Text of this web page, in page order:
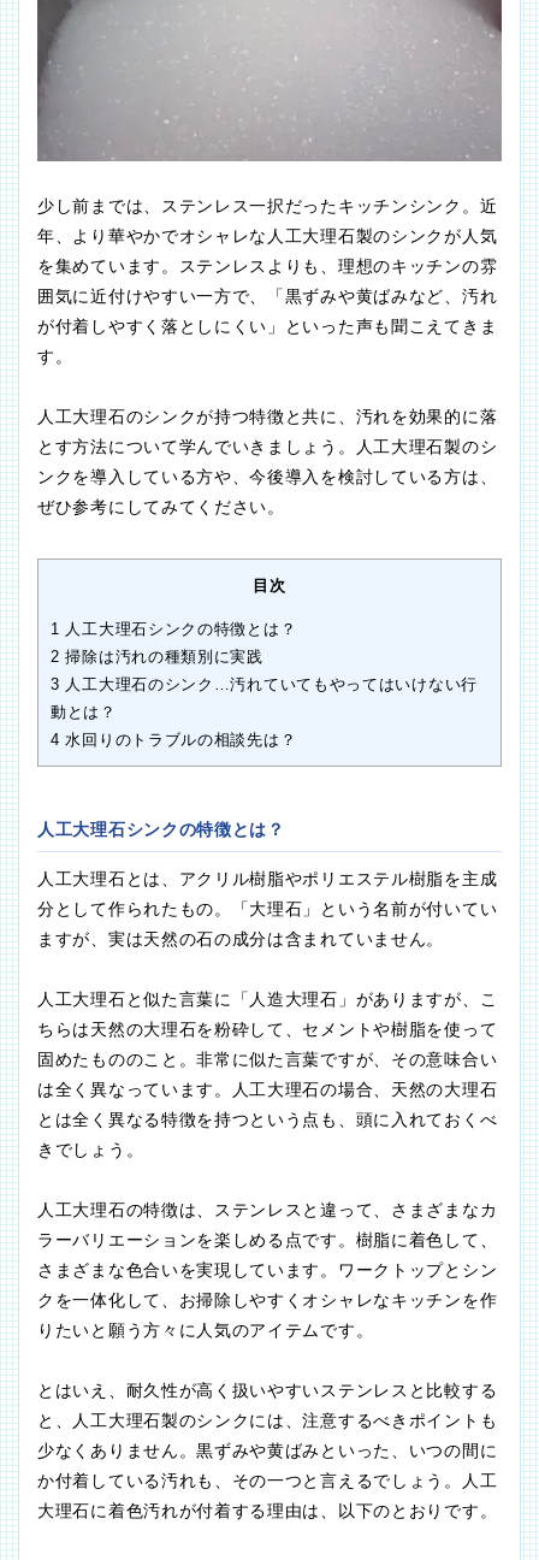
少し前までは、ステンレス一択だったキッチンシンク。近
年、より華やかでオシャレな人工大理石製のシンクが人気
を集めています。ステンレスよりも、理想のキッチンの雰
囲気に近付けやすい一方で、「黒ずみや黄ばみなど、汚れ
が付着しやすく落としにくい」といった声も聞こえてきま
す。
人工大理石のシンクが持つ特徴と共に、汚れを効果的に落
とす方法について学んでいきましょう。人工大理石製のシ
ンクを導入している方や、今後導入を検討している方は、
ぜひ参考にしてみてください。
目次
1 人工大理石シンクの特徴とは？
2 掃除は汚れの種類別に実践
3 人工大理石のシンク…汚れていてもやってはいけない行
動とは？
4 水回りのトラブルの相談先は？
人工大理石シンクの特徴とは？
人工大理石とは、アクリル樹脂やポリエステル樹脂を主成
分として作られたもの。「大理石」という名前が付いてい
ますが、実は天然の石の成分は含まれていません。
人工大理石と似た言葉に「人造大理石」がありますが、こ
ちらは天然の大理石を粉砕して、セメントや樹脂を使って
固めたもののこと。非常に似た言葉ですが、その意味合い
は全く異なっています。人工大理石の場合、天然の大理石
とは全く異なる特徴を持つという点も、頭に入れておくべ
きでしょう。
人工大理石の特徴は、ステンレスと違って、さまざまなカ
ラーバリエーションを楽しめる点です。樹脂に着色して、
さまざまな色合いを実現しています。ワークトップとシン
クを一体化して、お掃除しやすくオシャレなキッチンを作
りたいと願う方々に人気のアイテムです。
とはいえ、耐久性が高く扱いやすいステンレスと比較する
と、人工大理石製のシンクには、注意するべきポイントも
少なくありません。黒ずみや黄ばみといった、いつの間に
か付着している汚れも、その一つと言えるでしょう。人工
大理石に着色汚れが付着する理由は、以下のとおりです。